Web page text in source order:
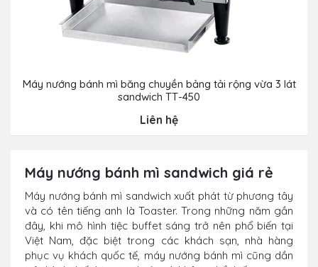
Máy nướng bánh mì băng chuyền bảng tải rộng vừa 3 lát
sandwich TT-450
Liên hệ
Máy nướng bánh mì sandwich giá rẻ
Máy nướng bánh mì sandwich xuất phát từ phương tây
và có tên tiếng anh là Toaster. Trong những năm gần
đây, khi mô hình tiệc buffet sáng trở nên phổ biến tại
Việt Nam, đặc biệt trong các khách sạn, nhà hàng
phục vụ khách quốc tế, máy nướng bánh mì cũng dần